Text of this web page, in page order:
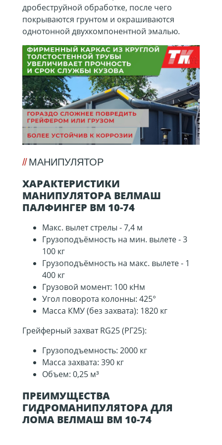
дробеструйной обработке, после чего
покрываются грунтом и окрашиваются
однотонной двухкомпонентной эмалью.
МАНИПУЛЯТОР
ХАРАКТЕРИСТИКИ
МАНИПУЛЯТОРА ВЕЛМАШ
ПАЛФИНГЕР ВМ 10-74
Макс. вылет стрелы - 7,4 м
Грузоподъёмность на мин. вылете - 3
100 кг
Грузоподъёмность на макс. вылете - 1
400 кг
Грузовой момент: 100 кНм
Угол поворота колонны: 425°
Масса КМУ (без захвата): 1820 кг
Грейферный захват RG25 (РГ25):
Грузоподъемность: 2000 кг
Масса захвата: 390 кг
Объем: 0,25 м³
ПРЕИМУЩЕСТВА
ГИДРОМАНИПУЛЯТОРА ДЛЯ
ЛОМА ВЕЛМАШ ВМ 10-74